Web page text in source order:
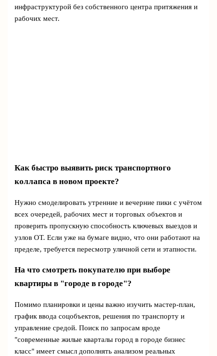
инфраструктурой без собственного центра притяжения и
рабочих мест.
Как быстро выявить риск транспортного
коллапса в новом проекте?
Нужно смоделировать утренние и вечерние пики с учётом
всех очередей, рабочих мест и торговых объектов и
проверить пропускную способность ключевых выездов и
узлов ОТ. Если уже на бумаге видно, что они работают на
пределе, требуется пересмотр уличной сети и этапности.
На что смотреть покупателю при выборе
квартиры в "городе в городе"?
Помимо планировки и цены важно изучить мастер‑план,
график ввода соцобъектов, решения по транспорту и
управление средой. Поиск по запросам вроде
"современные жилые кварталы город в городе бизнес
класс" имеет смысл дополнять анализом реальных